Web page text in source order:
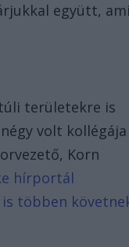
együtt,
területekre is
volt kollégája
Korn
hírportál
többen